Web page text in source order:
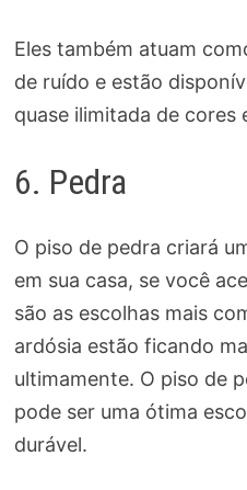
Eles também atuam
de ruído e estão
quase ilimitada de cores
6. Pedra
O piso de pedra criará
em sua casa, se você
são as escolhas mais
ardósia estão ficando
ultimamente. O piso de
pode ser uma ótima
durável.